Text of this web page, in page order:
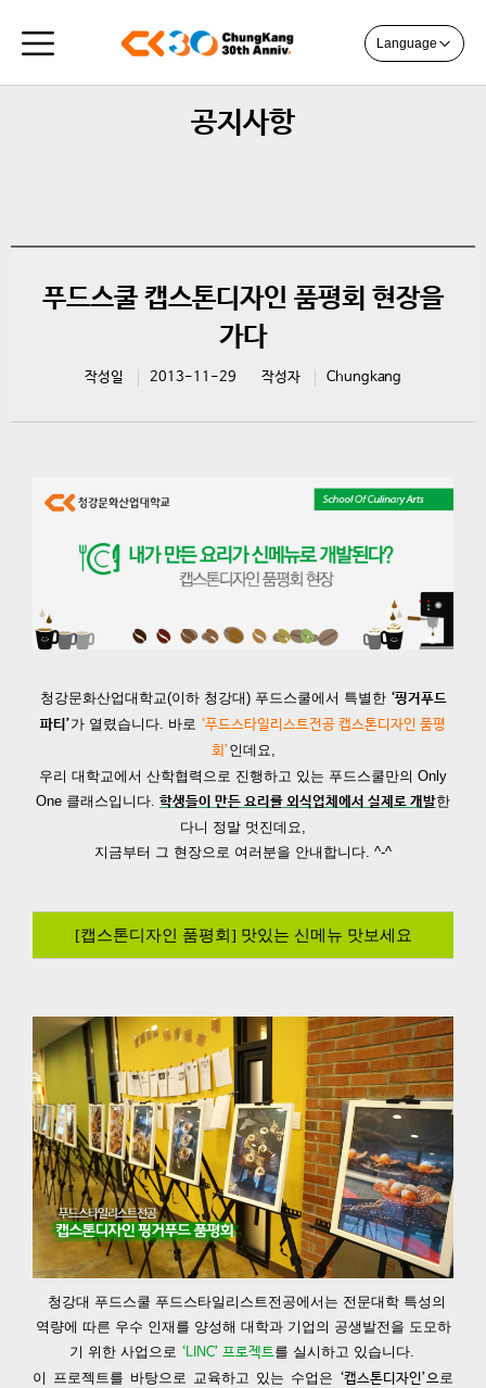
Language
공지사항
푸드스쿨 캡스톤디자인 품평회 현장을
가다
작성일 2013-11-29 작성자 Chungkang
청강문화산업대학교(이하 청강대) 푸드스쿨에서 특별한 ‘핑거푸드
파티’가 열렸습니다. 바로 ‘푸드스타일리스트전공 캡스톤디자인 품평
회’인데요,
우리 대학교에서 산학협력으로 진행하고 있는 푸드스쿨만의 Only
One 클래스입니다. 학생들이 만든 요리를 외식업체에서 실제로 개발한
다니 정말 멋진데요,
지금부터 그 현장으로 여러분을 안내합니다. ^-^
[캡스톤디자인 품평회] 맛있는 신메뉴 맛보세요
청강대 푸드스쿨 푸드스타일리스트전공에서는 전문대학 특성의
역량에 따른 우수 인재를 양성해 대학과 기업의 공생발전을 도모하
기 위한 사업으로 ‘LINC’ 프로젝트를 실시하고 있습니다.
이 프로젝트를 바탕으로 교육하고 있는 수업은 ‘캡스톤디자인’으로